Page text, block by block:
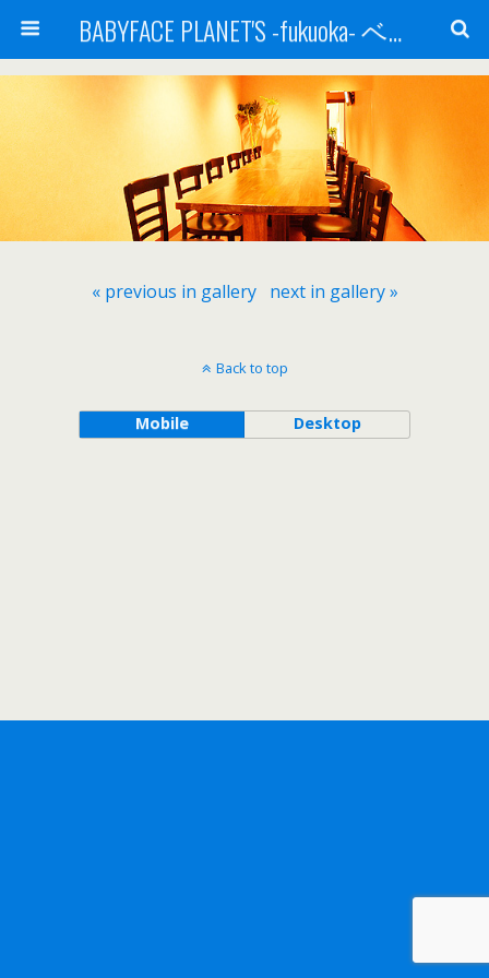
BABYFACE PLANET'S -fukuoka- ベビーフェイスプラネッツ 福岡(ベビフェ福岡)
« previous in gallery next in gallery »
Back to top
Mobile Desktop